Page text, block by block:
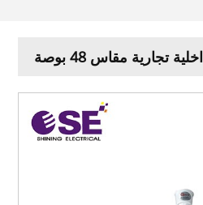
تجارية مقاس 48 بوصة